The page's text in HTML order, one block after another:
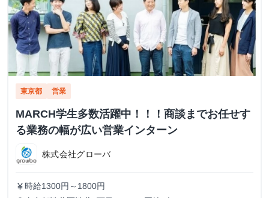
東京都 営業
MARCH学生多数活躍中！！！商談までお任せす
る業務の幅が広い営業インターン
株式会社グローバ
currency_yen 時給1300円～1800円